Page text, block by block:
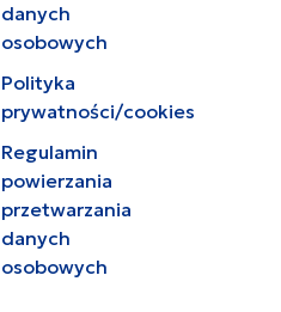
danych
osobowych
Polityka
prywatności/cookies
Regulamin
powierzania
przetwarzania
danych
osobowych